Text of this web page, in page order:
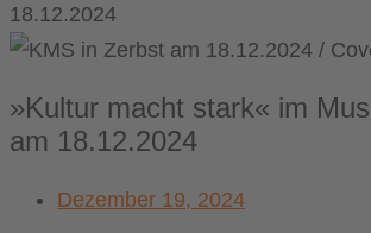
18.12.2024
»Kultur macht stark« im
am 18.12.2024
Dezember 19, 2024